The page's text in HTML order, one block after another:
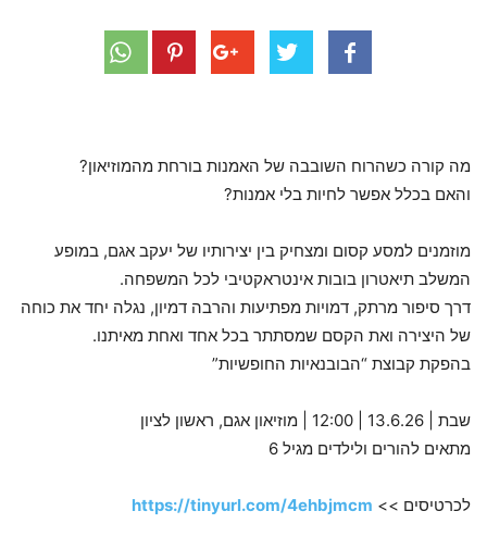
מה קורה כשהרוח השובבה של האמנות בורחת מהמוזיאון?
והאם בכלל אפשר לחיות בלי אמנות?
מוזמנים למסע קסום ומצחיק בין יצירותיו של יעקב אגם, במופע
המשלב תיאטרון בובות אינטראקטיבי לכל המשפחה.
דרך סיפור מרתק, דמויות מפתיעות והרבה דמיון, נגלה יחד את כוחה
של היצירה ואת הקסם שמסתתר בכל אחד ואחת מאיתנו.
בהפקת קבוצת “הבובנאיות החופשיות”
שבת | 13.6.26 | 12:00 | מוזיאון אגם, ראשון לציון
מתאים להורים ולילדים מגיל 6
לכרטיסים >> https://tinyurl.com/4ehbjmcm